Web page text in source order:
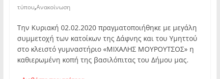
τύπου,Ανακοίνωση
Την Κυριακή 02.02.2020 πραγματοποιήθηκε με μεγάλη
συμμετοχή των κατοίκων της Δάφνης και του Υμηττού
στο κλειστό γυμναστήριο «ΜΙΧΑΛΗΣ ΜΟΥΡΟΥΤΣΟΣ» η
καθιερωμένη κοπή της βασιλόπιτας του Δήμου μας.